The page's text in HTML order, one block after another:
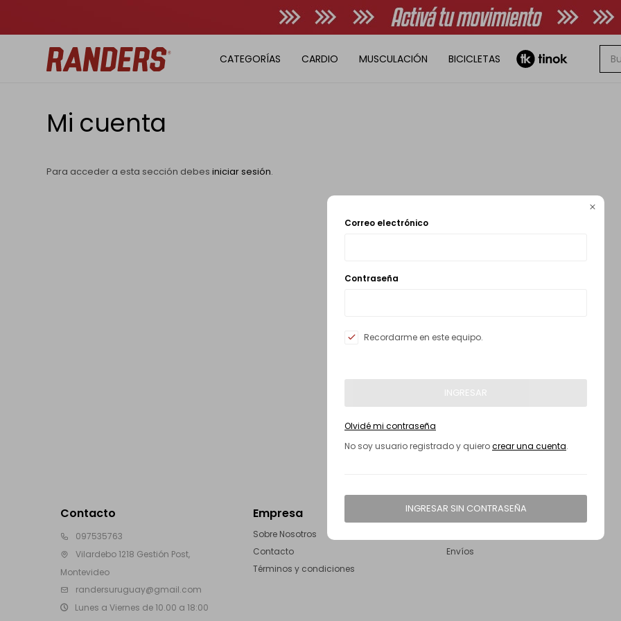

Correo electrónico
Contraseña
Recordarme en este equipo.
INGRESAR
Olvidé mi contraseña
No soy usuario registrado y quierocrear una cuenta.
INGRESAR SIN CONTRASEÑA
CATEGORÍAS CARDIO MUSCULACIÓN BICICLETAS
Mi cuenta
Para acceder a esta sección debesiniciar sesión.
Contacto
097535763
Vilardebo 1218 Gestión Post,
Montevideo
randersuruguay@gmail.com
Lunes a Viernes de 10.00 a 18:00
Empresa
Sobre Nosotros
Contacto
Términos y condiciones
Compra
Envíos